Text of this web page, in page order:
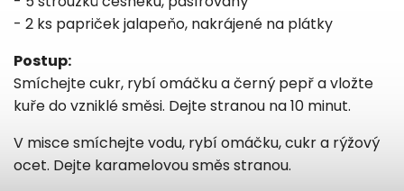
- 2 ks papriček jalapeňo, nakrájené na plátky
Postup:
Smíchejte cukr, rybí omáčku a černý pepř a vložte
kuře do vzniklé směsi. Dejte stranou na 10 minut.
V misce smíchejte vodu, rybí omáčku, cukr a rýžový
ocet. Dejte karamelovou směs stranou.